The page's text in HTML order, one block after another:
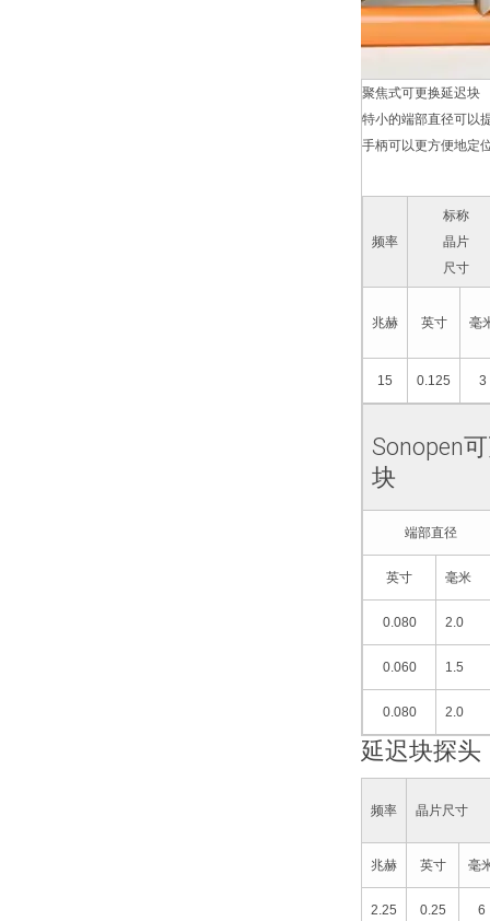
聚焦式可更换延迟块
特小的端部直径可以
手柄可以更方便地定
频率
标称
晶片
尺寸
兆赫 英寸 毫
15 0.125 3
Sonopen
块
端部直径
英寸 毫米
0.080 2.0
0.060 1.5
0.080 2.0
延迟块探头
频率 晶片尺寸
兆赫 英寸 毫
2.25 0.25 6